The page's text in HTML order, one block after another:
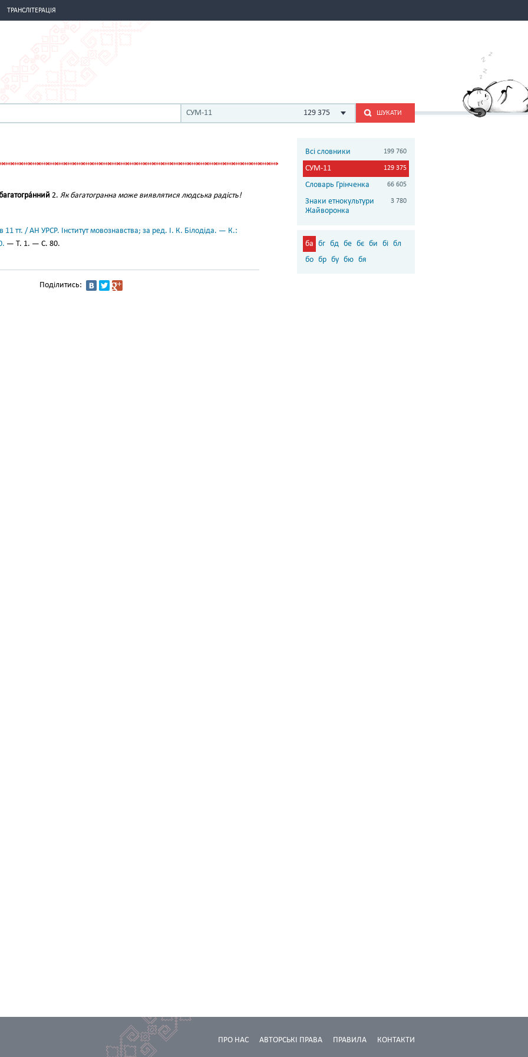
ТРАНСЛІТЕРАЦІЯ
СУМ-11 129 375 ШУКАТИ
2. Як багатогранна може виявлятися людська радість!
11 тт. / АН УРСР. Інститут мовознавства; за ред. І. К. Білодіда. — К.:
— Т. 1. — С. 80.
Поділитись:
Всі словники 199 760
СУМ-11 129 375
Словарь Грінченка 66 605
Знаки етнокультури
Жайворонка
3 780
ба бг бд бе бє би бі бл
бо бр бу бю бя
КОНТАКТИ
ПРАВИЛА
АВТОРСЬКІ ПРАВА
ПРО НАС